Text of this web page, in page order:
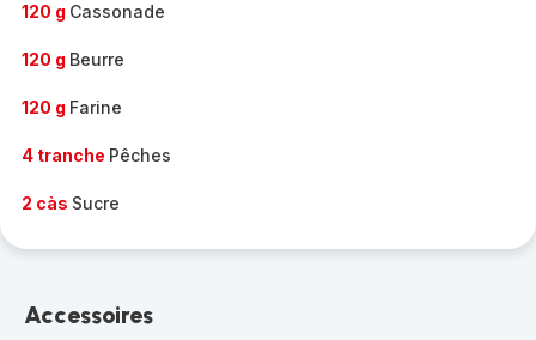
120 g Cassonade
120 g Beurre
120 g Farine
4 tranche Pêches
2 càs Sucre
Accessoires